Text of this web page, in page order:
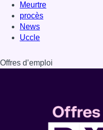
Meurtre
procès
News
Uccle
Offres d’emploi